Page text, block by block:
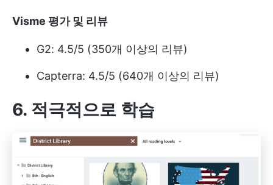
Visme 평가 및 리뷰
G2: 4.5/5 (350개 이상의 리뷰)
Capterra: 4.5/5 (640개 이상의 리뷰)
6. 적극적으로 학습